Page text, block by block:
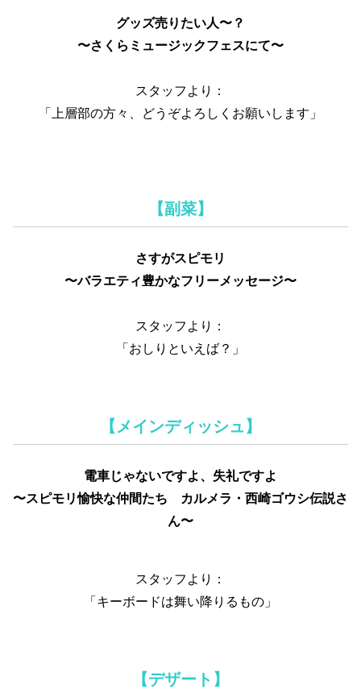
グッズ売りたい人〜？
〜さくらミュージックフェスにて〜
スタッフより：
「上層部の方々、どうぞよろしくお願いします」
【副菜】
さすがスピモリ
〜バラエティ豊かなフリーメッセージ〜
スタッフより：
「おしりといえば？」
【メインディッシュ】
電車じゃないですよ、失礼ですよ
〜スピモリ愉快な仲間たち カルメラ・西崎ゴウシ伝説さ
ん〜
スタッフより：
「キーボードは舞い降りるもの」
【デザート】